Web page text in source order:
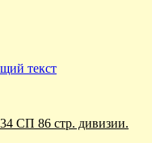
текст
СП 86 стр. дивизии.